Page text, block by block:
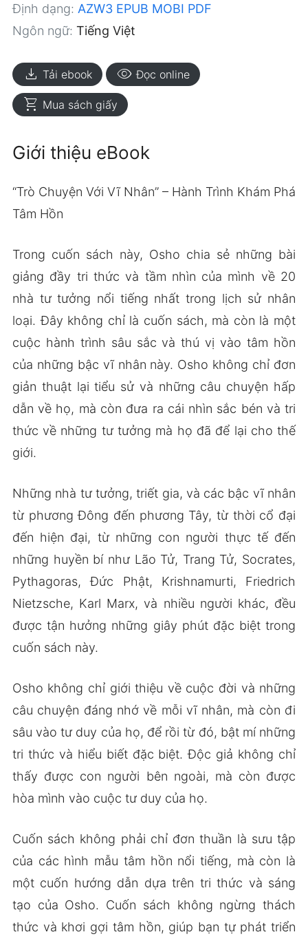
Định dạng: AZW3 EPUB MOBI PDF
Ngôn ngữ: Tiếng Việt
download Tải ebook visibility Đọc online
shopping_cart Mua sách giấy
Giới thiệu eBook
“Trò Chuyện Với Vĩ Nhân” – Hành Trình Khám Phá
Tâm Hồn
Trong cuốn sách này, Osho chia sẻ những bài
giảng đầy tri thức và tầm nhìn của mình về 20
nhà tư tưởng nổi tiếng nhất trong lịch sử nhân
loại. Đây không chỉ là cuốn sách, mà còn là một
cuộc hành trình sâu sắc và thú vị vào tâm hồn
của những bậc vĩ nhân này. Osho không chỉ đơn
giản thuật lại tiểu sử và những câu chuyện hấp
dẫn về họ, mà còn đưa ra cái nhìn sắc bén và tri
thức về những tư tưởng mà họ đã để lại cho thế
giới.
Những nhà tư tưởng, triết gia, và các bậc vĩ nhân
từ phương Đông đến phương Tây, từ thời cổ đại
đến hiện đại, từ những con người thực tế đến
những huyền bí như Lão Tử, Trang Tử, Socrates,
Pythagoras, Đức Phật, Krishnamurti, Friedrich
Nietzsche, Karl Marx, và nhiều người khác, đều
được tận hưởng những giây phút đặc biệt trong
cuốn sách này.
Osho không chỉ giới thiệu về cuộc đời và những
câu chuyện đáng nhớ về mỗi vĩ nhân, mà còn đi
sâu vào tư duy của họ, để rồi từ đó, bật mí những
tri thức và hiểu biết đặc biệt. Độc giả không chỉ
thấy được con người bên ngoài, mà còn được
hòa mình vào cuộc tư duy của họ.
Cuốn sách không phải chỉ đơn thuần là sưu tập
của các hình mẫu tâm hồn nổi tiếng, mà còn là
một cuốn hướng dẫn dựa trên tri thức và sáng
tạo của Osho. Cuốn sách không ngừng thách
thức và khơi gợi tâm hồn, giúp bạn tự phát triển